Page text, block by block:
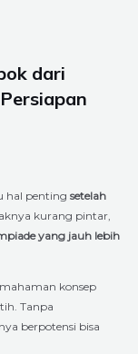
dari
hal penting setelah
kurang pintar,
yang jauh lebih
konsep
Tanpa
berpotensi bisa